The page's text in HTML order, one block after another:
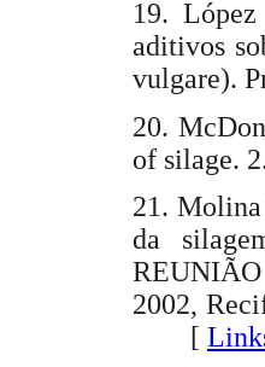
19.
aditivos
vulgare).
20.
of silage.
21.
da
2002,
[